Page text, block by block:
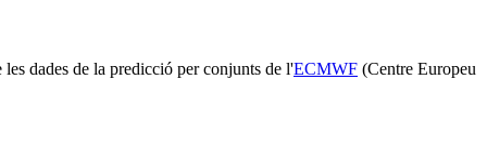
dades de la predicció per conjunts de l'ECMWF (Centre Europeu